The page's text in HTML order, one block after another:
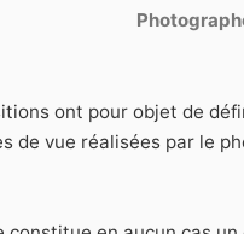
ont pour objet de
de vue réalisées par le